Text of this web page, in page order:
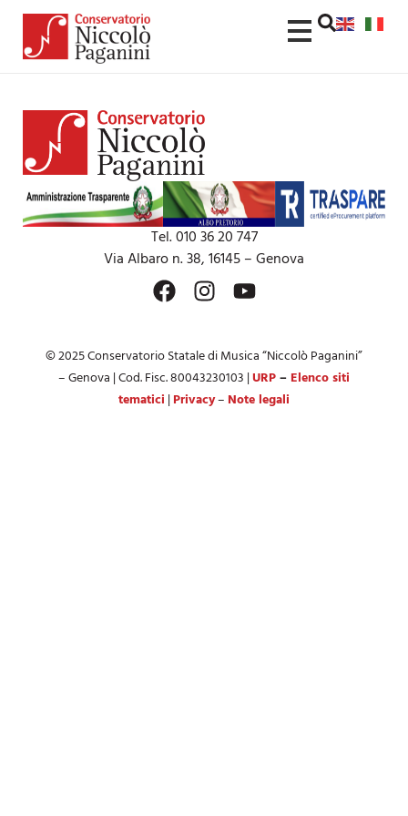
contenuto
Tel. 010 36 20 747
Via Albaro n. 38, 16145 – Genova
© 2025 Conservatorio Statale di Musica “Niccolò Paganini”
– Genova | Cod. Fisc. 80043230103 |URP– Elenco siti
tematici | Privacy– Note legali